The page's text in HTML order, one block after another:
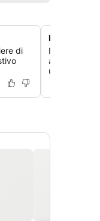
di
Bagno turco
Immergiti
all'autentico